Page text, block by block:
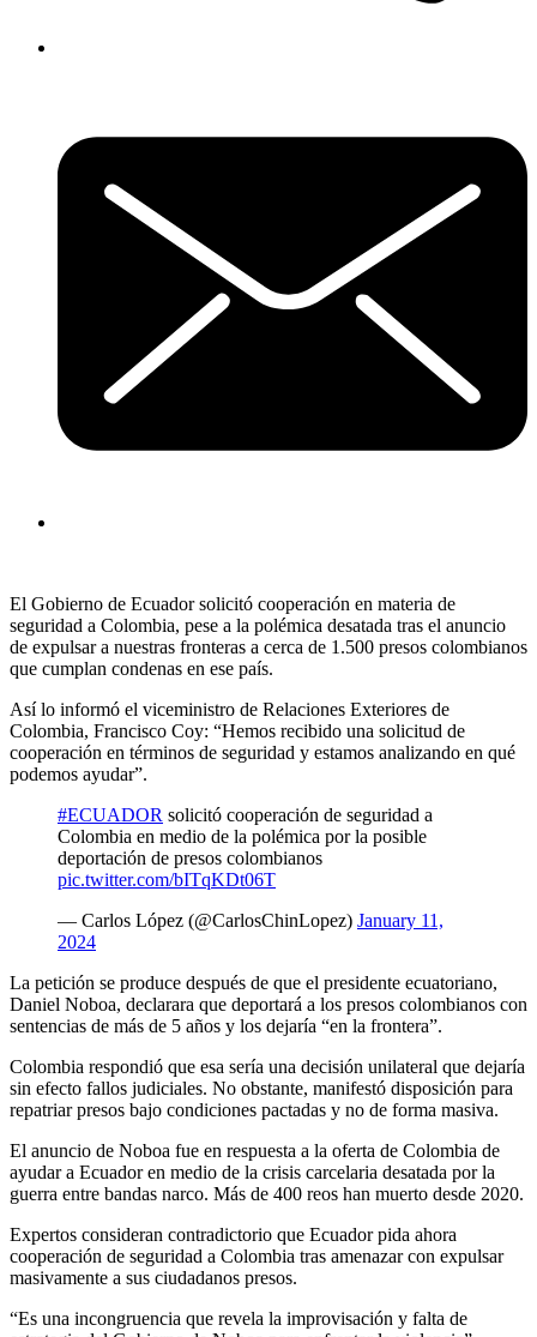
El Gobierno de Ecuador solicitó cooperación en materia de
seguridad a Colombia, pese a la polémica desatada tras el anuncio
de expulsar a nuestras fronteras a cerca de 1.500 presos colombianos
que cumplan condenas en ese país.
Así lo informó el viceministro de Relaciones Exteriores de
Colombia, Francisco Coy: “Hemos recibido una solicitud de
cooperación en términos de seguridad y estamos analizando en qué
podemos ayudar”.
#ECUADOR solicitó cooperación de seguridad a
Colombia en medio de la polémica por la posible
deportación de presos colombianos
pic.twitter.com/bITqKDt06T
— Carlos López (@CarlosChinLopez) January 11,
2024
La petición se produce después de que el presidente ecuatoriano,
Daniel Noboa, declarara que deportará a los presos colombianos con
sentencias de más de 5 años y los dejaría “en la frontera”.
Colombia respondió que esa sería una decisión unilateral que dejaría
sin efecto fallos judiciales. No obstante, manifestó disposición para
repatriar presos bajo condiciones pactadas y no de forma masiva.
El anuncio de Noboa fue en respuesta a la oferta de Colombia de
ayudar a Ecuador en medio de la crisis carcelaria desatada por la
guerra entre bandas narco. Más de 400 reos han muerto desde 2020.
Expertos consideran contradictorio que Ecuador pida ahora
cooperación de seguridad a Colombia tras amenazar con expulsar
masivamente a sus ciudadanos presos.
“Es una incongruencia que revela la improvisación y falta de